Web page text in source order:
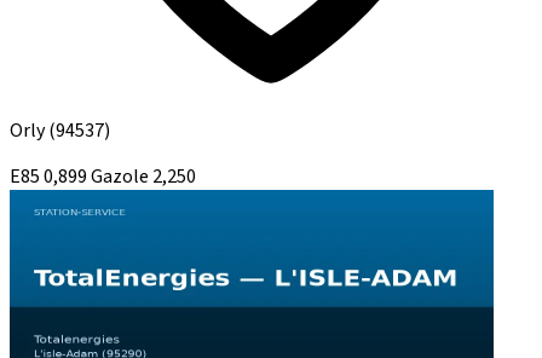
Orly(94537)
E850,899Gazole 2,250